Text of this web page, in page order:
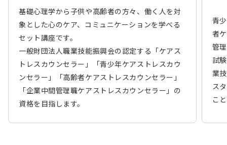
基礎心理学から子供や高齢者の方々、働く人を対
象とした心のケア、コミュニケーションを学べる
セット講座です。
一般財団法人職業技能振興会の認定する「ケアス
トレスカウンセラー」「青少年ケアストレスカウ
ンセラー」「高齢者ケアストレスカウンセラー」
「企業中間管理職ケアストレスカウンセラー」の
資格を目指します。
青
者
管
試
業
ス
こ